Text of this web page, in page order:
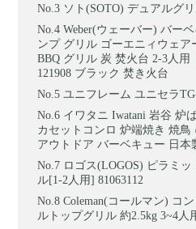
ソト(SOTO) デュアルグ
Weber(ウェーバー) バー
ンプ グリル ゴーエニィウェア
BBQ グリル 炭 焚火台 2-3人用
121908 ブラック 焚き火台
ユニフレーム ユニセラ
イワタニ Iwatani 岩谷 炉
カセットコンロ 炉端焼き 焼鳥
アウトドア バーベキュー 日本
ロゴス(LOGOS) ピラミ
ル[1-2人用] 81063112
Coleman(コールマン) コ
ルトップグリル 約2.5kg 3~4人